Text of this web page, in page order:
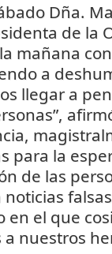
Dña.
de la
mañana
a
llegar a
para la
de las
en el que
nuestros